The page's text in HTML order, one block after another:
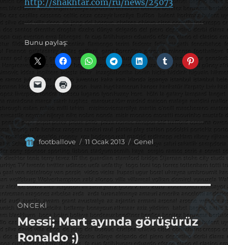
Bunu paylaş:
Yazar
footballove
Yayın
11 Ocak 2013 Kategoriler
Genel
Yazı
gezinmesi
ÖNCEKI
Önceki
yazı:
Messi; Mart ayında görüşürüz
Ronaldo ;)